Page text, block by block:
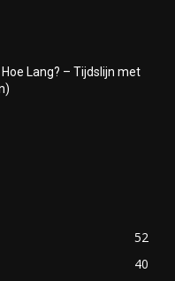
Lang? – Tijdslijn met
52
40